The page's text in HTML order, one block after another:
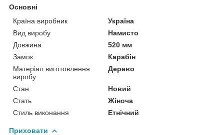
Основні
Країна виробник
Україна
Вид виробу
Намисто
Довжина
520 мм
Замок
Карабін
Матеріал виготовлення
виробу
Дерево
Стан
Новий
Стать
Жіноча
Стиль виконання
Етнічний
Приховати